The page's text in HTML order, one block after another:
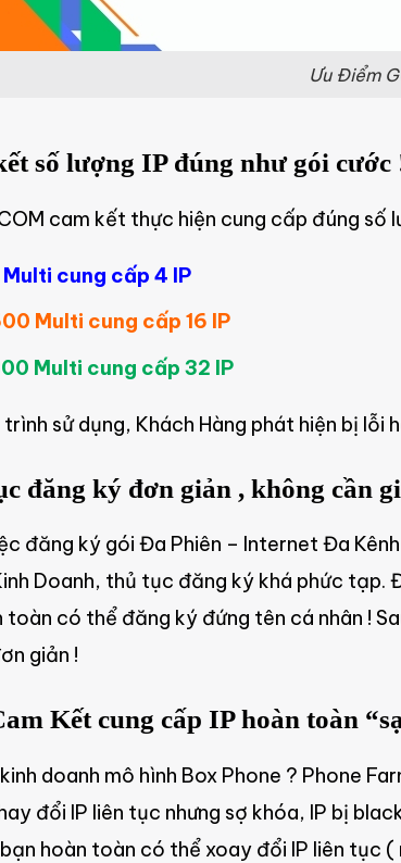
Ưu Điểm
số lượng IP đúng như gói cước
cam kết thực hiện cung cấp đúng số
Multi cung cấp 4 IP
Multi cung cấp 16 IP
Multi cung cấp 32 IP
sử dụng, Khách Hàng phát hiện bị lỗi
đăng ký đơn giản , không cần
đăng ký gói Đa Phiên – Internet Đa
Doanh, thủ tục đăng ký khá phức tạp.
toàn có thể đăng ký đứng tên cá nhân !
giản !
Kết cung cấp IP hoàn toàn
doanh mô hình Box Phone ? Phone
đổi IP liên tục nhưng sợ khóa, IP bị
hoàn toàn có thể xoay đổi IP liên tục